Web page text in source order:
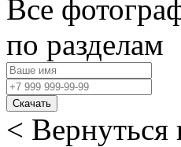
Все
по разделам
Скачать
< Вернуться